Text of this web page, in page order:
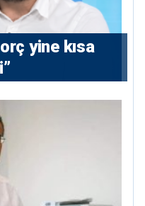
yine kısa